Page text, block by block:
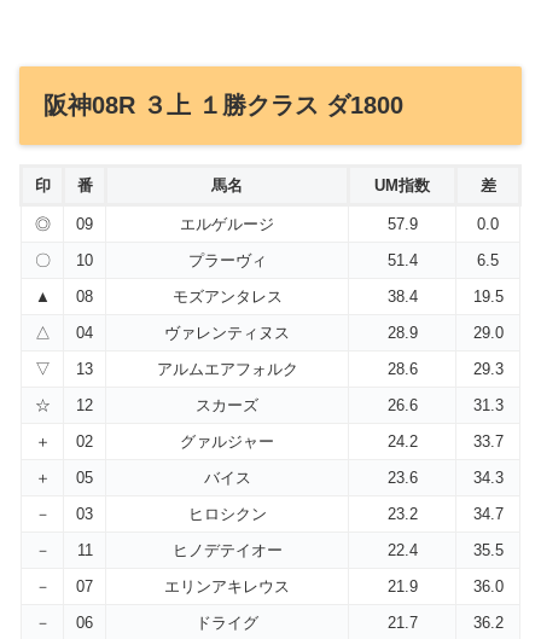
阪神08R ３上 １勝クラス ダ1800
印 番 馬名 UM指数 差
◎ 09 エルゲルージ 57.9
0.0
〇
10 プラーヴィ 51.4
6.5
▲
08 モズアンタレス 38.4
19.5
△
04 ヴァレンティヌス 28.9
29.0
▽
13 アルムエアフォルク 28.6
29.3
☆
12 スカーズ 26.6
31.3
＋
02 グァルジャー 24.2
33.7
＋
05 バイス 23.6
34.3
－
03 ヒロシクン 23.2
34.7
－
11 ヒノデテイオー 22.4
35.5
－
07 エリンアキレウス 21.9
36.0
－
06 ドライグ 21.7 36.2